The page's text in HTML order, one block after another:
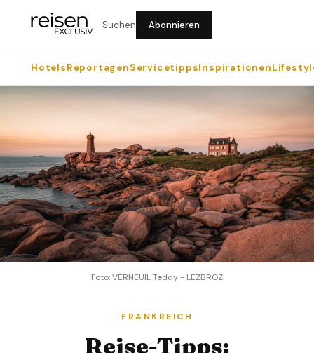
Suchen Abonnieren
HotelsReportagenServicetippsInspirationen
Foto: VERNEUIL Teddy - LEZBROZ
FRANKREICH
Reise-Tipps: